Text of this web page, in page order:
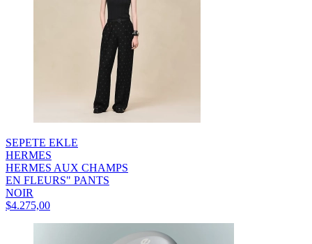
SEPETE EKLE
HERMES
HERMES AUX CHAMPS
EN FLEURS" PANTS
NOIR
$4.275,00